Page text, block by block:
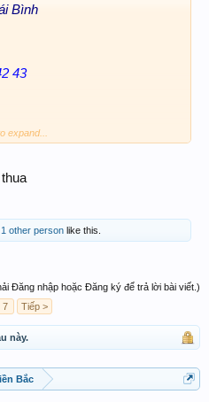
Bình
43
lót
expand...
1 other person like this.
Đăng nhập hoặc Đăng ký để trả lời bài viết.)
7 Tiếp >
này.
Bắc